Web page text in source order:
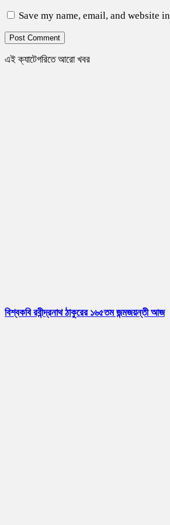
Save my name, email, and website
এই ক্যাটেগরিতে আরো খবর
বিশ্বকবি রবীন্দ্রনাথ ঠাকুরের ১৬৫তম জন্মজয়ন্তী আজ